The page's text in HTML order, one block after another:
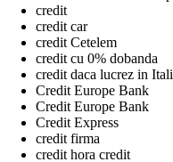
credit
credit car
credit Cetelem
credit cu 0% dobanda
credit daca lucrez in
Credit Europe Bank
Credit Europe Bank
Credit Express
credit firma
credit hora credit